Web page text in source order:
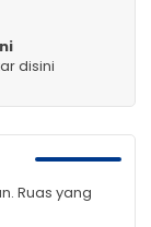
disini
Ruas yang